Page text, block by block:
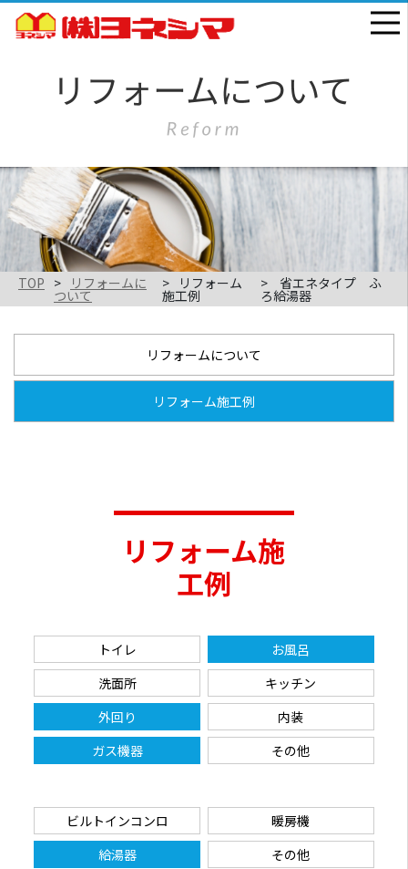
TOP リフォームに
ついて
リフォーム
施工例
省エネタイプ ふ
ろ給湯器
リフォームについて
リフォーム施工例
リフォーム施
工例
トイレ
お風呂
洗面所
キッチン
外回り
内装
ガス機器
その他
ビルトインコンロ
暖房機
給湯器
その他